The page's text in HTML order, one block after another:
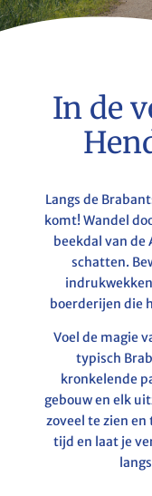
In de
Langs de
komt! Wandel
beekdal van de
schatten.
boerderijen die
Voel de magie
typisch
kronkelende
gebouw en elk
zoveel te zien en
tijd en laat je